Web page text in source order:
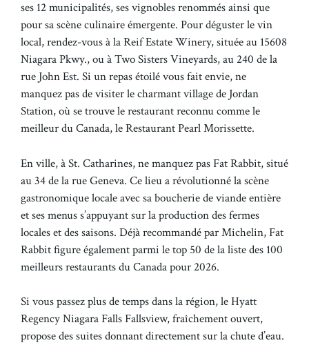
ses 12 municipalités, ses vignobles renommés ainsi que
pour sa scène culinaire émergente. Pour déguster le vin
local, rendez-vous à la Reif Estate Winery, située au 15608
Niagara Pkwy., ou à Two Sisters Vineyards, au 240 de la
rue John Est. Si un repas étoilé vous fait envie, ne
manquez pas de visiter le charmant village de Jordan
Station, où se trouve le restaurant reconnu comme le
meilleur du Canada, le Restaurant Pearl Morissette.
En ville, à St. Catharines, ne manquez pas Fat Rabbit, situé
au 34 de la rue Geneva. Ce lieu a révolutionné la scène
gastronomique locale avec sa boucherie de viande entière
et ses menus s’appuyant sur la production des fermes
locales et des saisons. Déjà recommandé par Michelin, Fat
Rabbit figure également parmi le top 50 de la liste des 100
meilleurs restaurants du Canada pour 2026.
Si vous passez plus de temps dans la région, le Hyatt
Regency Niagara Falls Fallsview, fraîchement ouvert,
propose des suites donnant directement sur la chute d’eau.